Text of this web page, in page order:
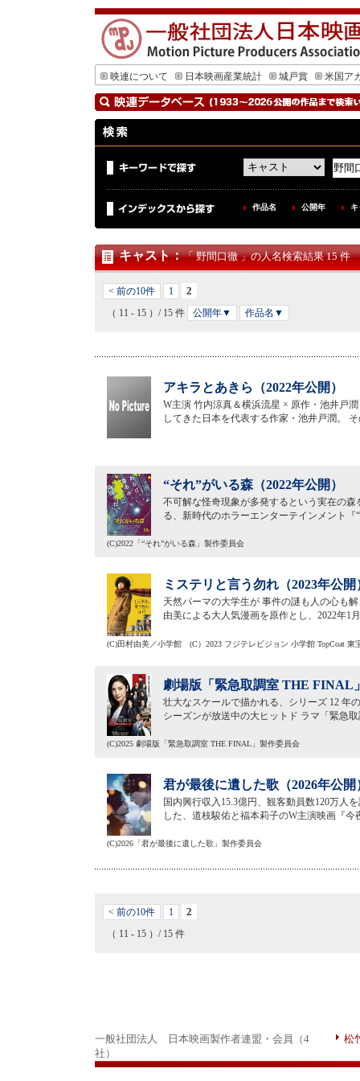
映連について 日本映画産業統計 城戸賞 米国ア
作品名 公開年
キャスト：「 野間口徹 」の人名検索結果 15 件
< 前の10件 1 2
（ 11 - 15 ）/ 15 件 公開年▼ 作品名▼
アキラとあきら（2022年公開）
W主演 竹内涼真＆横浜流星 × 原作・池井戸
してきた日本を代表する作家・池井戸潤。
“それ”がいる森（2022年公開）
不可解な怪奇現象が多発するという実在の
る、新時代のホラーエンターテインメント
(C)2022「“それ”がいる森」製作委員会
ミステリと言う勿れ（2023年公開
天然パーマの大学生が 事件の謎も人の心も
由美による大人気漫画を原作とし、2022年1
(C)田村由美／小学館 (C）2023 フジテレビジョン 小学館 TopCoat 東
劇場版「緊急取調室 THE FINAL
壮大なスケールで描かれる、シリーズ 12
シーズンが放送中の大ヒットド ラマ「緊急
(C)2025 劇場版「緊急取調室 THE FINAL」製作委員会
君が最後に遺した歌（2026年公開
国内興行収入15.3億円、観客動員数120万人
した、道枝駿佑と福本莉子のW主演映画『
(C)2026「君が最後に遺した歌」製作委員会
< 前の10件 1 2
（ 11 - 15 ）/ 15 件
一般社団法人 日本映画製作者連盟・会員（4
社）
松